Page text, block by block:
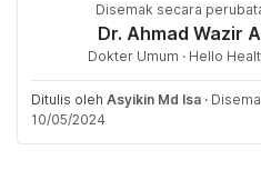
Disemak secara
Dr. Ahmad Wazir
Dokter Umum · Hello
Ditulis oleh Asyikin Md Isa ·
10/05/2024